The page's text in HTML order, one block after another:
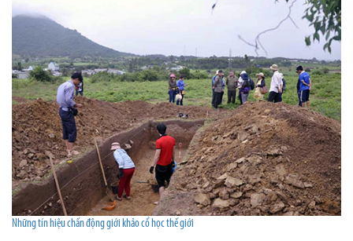
Những tín hiệu chấn động giới khảo cổ học thế giới